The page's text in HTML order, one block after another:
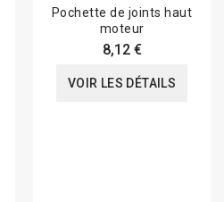
Pochette de joints haut
moteur
8,12 €
VOIR LES DÉTAILS